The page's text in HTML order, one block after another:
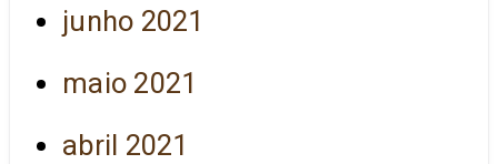
junho 2021
maio 2021
abril 2021